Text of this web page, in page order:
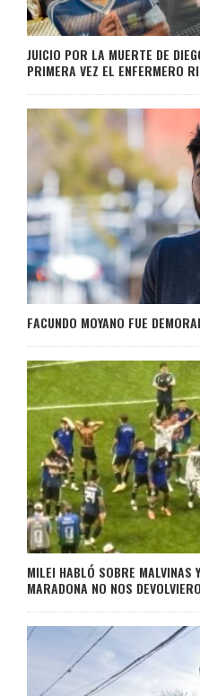
JUICIO POR LA MUERTE DE
PRIMERA VEZ EL ENFERMERO
FACUNDO MOYANO FUE
MILEI HABLÓ SOBRE MALVINAS
MARADONA NO NOS